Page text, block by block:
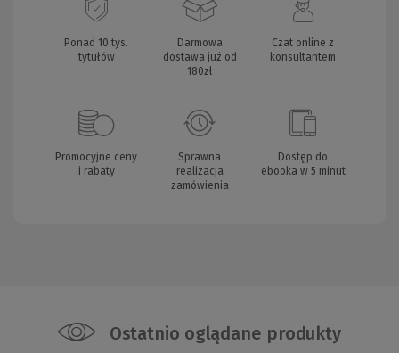
Ponad 10 tys.
tytułów
Darmowa
dostawa już od
180zł
Czat online z
konsultantem
Promocyjne ceny
i rabaty
Sprawna
realizacja
zamówienia
Dostęp do
ebooka w 5 minut
Ostatnio oglądane produkty